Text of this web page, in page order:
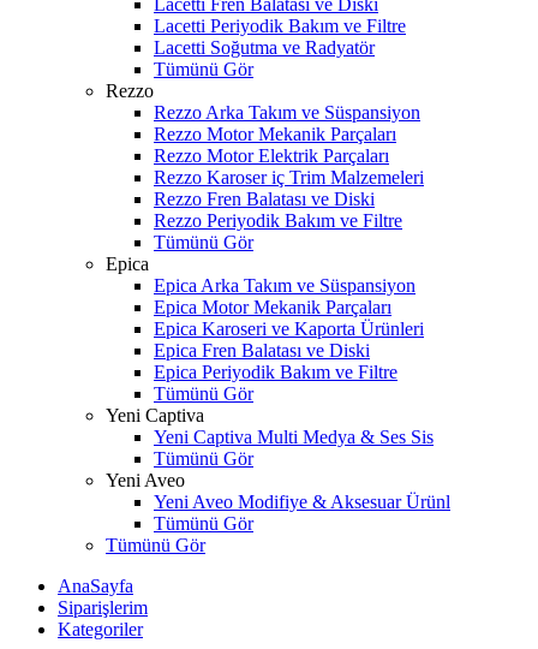
Lacetti Fren Balatası ve Diski
Lacetti Periyodik Bakım ve Filtre
Lacetti Soğutma ve Radyatör
Tümünü Gör
Rezzo
Rezzo Arka Takım ve Süspansiyon
Rezzo Motor Mekanik Parçaları
Rezzo Motor Elektrik Parçaları
Rezzo Karoser iç Trim Malzemeleri
Rezzo Fren Balatası ve Diski
Rezzo Periyodik Bakım ve Filtre
Tümünü Gör
Epica
Epica Arka Takım ve Süspansiyon
Epica Motor Mekanik Parçaları
Epica Karoseri ve Kaporta Ürünleri
Epica Fren Balatası ve Diski
Epica Periyodik Bakım ve Filtre
Tümünü Gör
Yeni Captiva
Yeni Captiva Multi Medya & Ses Sis
Tümünü Gör
Yeni Aveo
Yeni Aveo Modifiye & Aksesuar Ürünl
Tümünü Gör
Tümünü Gör
AnaSayfa
Siparişlerim
Kategoriler